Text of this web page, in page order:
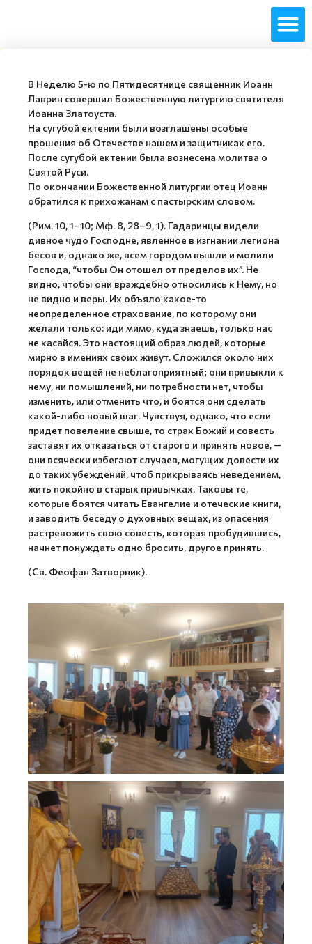
В Неделю 5-ю по Пятидесятнице священник Иоанн
Лаврин совершил Божественную литургию святителя
Иоанна Златоуста.
На сугубой ектении были возглашены особые
прошения об Отечестве нашем и защитниках его.
После сугубой ектении была вознесена молитва о
Святой Руси.
По окончании Божественной литургии отец Иоанн
обратился к прихожанам с пастырским словом.
(Рим. 10, 1–10; Мф. 8, 28–9, 1). Гадаринцы видели
дивное чудо Господне, явленное в изгнании легиона
бесов и, однако же, всем городом вышли и молили
Господа, “чтобы Он отошел от пределов их”. Не
видно, чтобы они враждебно относились к Нему, но
не видно и веры. Их объяло какое-то
неопределенное страхование, по которому они
желали только: иди мимо, куда знаешь, только нас
не касайся. Это настоящий образ людей, которые
мирно в имениях своих живут. Сложился около них
порядок вещей не неблагоприятный; они привыкли к
нему, ни помышлений, ни потребности нет, чтобы
изменить, или отменить что, и боятся они сделать
какой-либо новый шаг. Чувствуя, однако, что если
придет повеление свыше, то страх Божий и совесть
заставят их отказаться от старого и принять новое, —
они всячески избегают случаев, могущих довести их
до таких убеждений, чтоб прикрываясь неведением,
жить покойно в старых привычках. Таковы те,
которые боятся читать Евангелие и отеческие книги,
и заводить беседу о духовных вещах, из опасения
растревожить свою совесть, которая пробудившись,
начнет понуждать одно бросить, другое принять.
(Св. Феофан Затворник).